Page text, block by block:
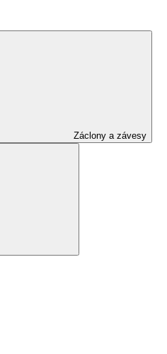
Záclony a závesy